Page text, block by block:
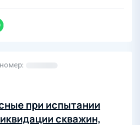
при испытании
скважин,